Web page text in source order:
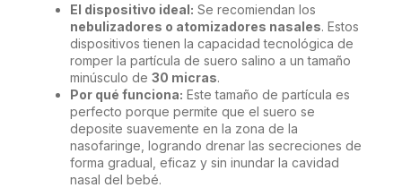
El dispositivo ideal: Se recomiendan los
nebulizadores o atomizadores nasales. Estos
dispositivos tienen la capacidad tecnológica de
romper la partícula de suero salino a un tamaño
minúsculo de 30 micras.
Por qué funciona: Este tamaño de partícula es
perfecto porque permite que el suero se
deposite suavemente en la zona de la
nasofaringe, logrando drenar las secreciones de
forma gradual, eficaz y sin inundar la cavidad
nasal del bebé.